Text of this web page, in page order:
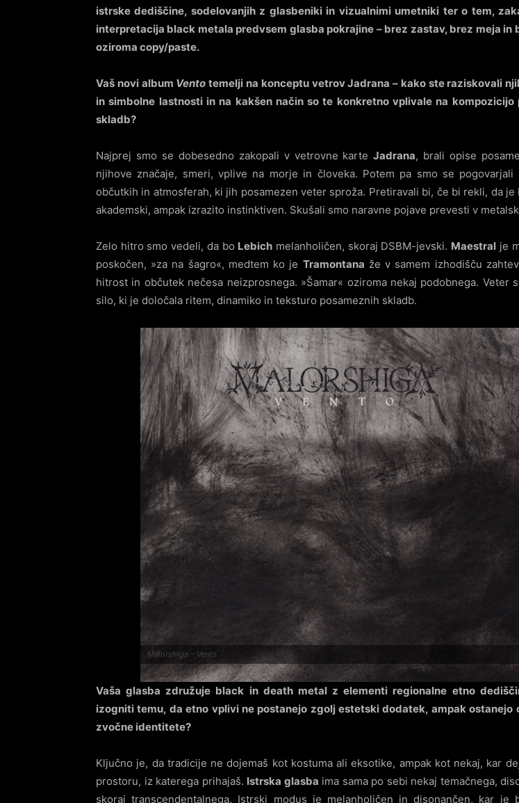
istrske dediščine, sodelovanjih z glasbeniki in vizualnimi umetniki ter o tem,
interpretacija black metala predvsem glasba pokrajine – brez zastav, brez meja in
oziroma copy/paste.
Vaš novi album Vento temelji na konceptu vetrov Jadrana – kako ste raziskovali
in simbolne lastnosti in na kakšen način so te konkretno vplivale na kompozicijo
skladb?
Najprej smo se dobesedno zakopali v vetrovne karteJadrana, brali opise
njihove značaje, smeri, vplive na morje in človeka. Potem pa smo se pogovarjali
občutkih in atmosferah, ki jih posamezen veter sproža. Pretiravali bi, če bi rekli, da
akademski, ampak izrazito instinktiven. Skušali smo naravne pojave prevesti v
Zelo hitro smo vedeli, da bo Lebich melanholičen, skoraj DSBM-jevski. Maestral je
poskočen, »za na šagro«, medtem ko je Tramontana že v samem izhodišču
hitrost in občutek nečesa neizprosnega. »Šamar« oziroma nekaj podobnega. Veter
silo, ki je določala ritem, dinamiko in teksturo posameznih skladb.
Malorshiga – Vento
Vaša glasba združuje black in death metal z elementi regionalne etno
izogniti temu, da etno vplivi ne postanejo zgolj estetski dodatek, ampak ostanejo
zvočne identitete?
Ključno je, da tradicije ne dojemaš kot kostuma ali eksotike, ampak kot nekaj, kar
prostoru, iz katerega prihajaš. Istrska glasba ima sama po sebi nekaj temačnega,
skoraj transcendentalnega. Istrski modus je melanholičen in disonančen, kar je